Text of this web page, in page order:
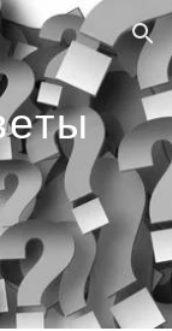
Skip to navigation